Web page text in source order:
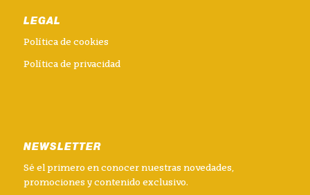
LEGAL
Política de cookies
Política de privacidad
NEWSLETTER
Sé el primero en conocer nuestras novedades,
promociones y contenido exclusivo.